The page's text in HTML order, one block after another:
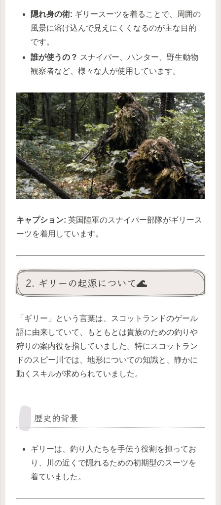
隠れ身の術: ギリースーツを着ることで、周囲の
風景に溶け込んで見えにくくなるのが主な目的
です。
誰が使うの？ スナイパー、ハンター、野生動物
観察者など、様々な人が使用しています。
キャプション: 英国陸軍のスナイパー部隊がギリース
ーツを着用しています。
2. ギリーの起源について🌊
「ギリー」という言葉は、スコットランドのゲール
語に由来していて、もともとは貴族のための釣りや
狩りの案内役を指していました。特にスコットラン
ドのスピー川では、地形についての知識と、静かに
動くスキルが求められていました。
歴史的背景
ギリーは、釣り人たちを手伝う役割を担ってお
り、川の近くで隠れるための初期型のスーツを
着ていました。